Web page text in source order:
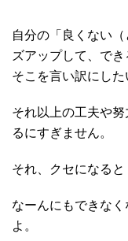
自分の「良くない
ズアップして、で
そこを言い訳にした
それ以上の工夫や
るにすぎません。
それ、クセになると
なーんにもできな
よ。